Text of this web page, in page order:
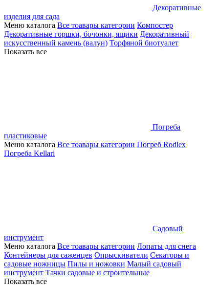
Декоративные
изделия для сада
Меню каталога Все тоавары категории Компостер
Декоративные горшки, бочонки, ящики Декоративный
искусственный камень (валун) Торфяной биотуалет
Показать все
Погреба
пластиковые
Меню каталога Все тоавары категории Погреб Rodlex
Погреба Kellari
Садовый
инструмент
Меню каталога Все тоавары категории Лопаты для снега
Контейнеры для саженцев Опрыскиватели Секаторы и
садовые ножницы Пилы и ножовки Малый садовый
инструмент Тачки садовые и строительные
Показать все